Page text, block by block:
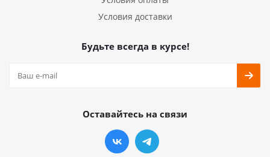
Условия доставки
Будьте всегда в курсе!
Оставайтесь на связи